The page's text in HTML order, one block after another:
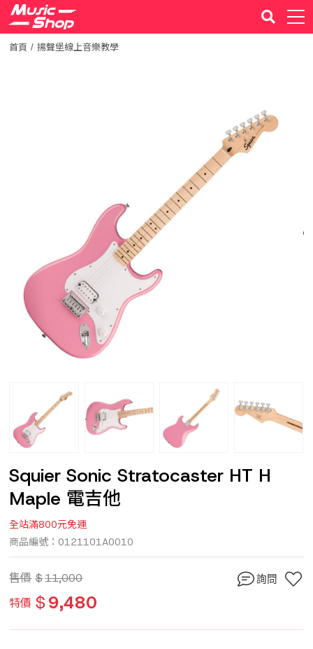
首頁 揚聲堡線上音樂教學
Squier Sonic Stratocaster HT H
Maple 電吉他
全站滿800元免運
商品編號：0121101A0010
售價 $11,000
特價 $9,480
詢問